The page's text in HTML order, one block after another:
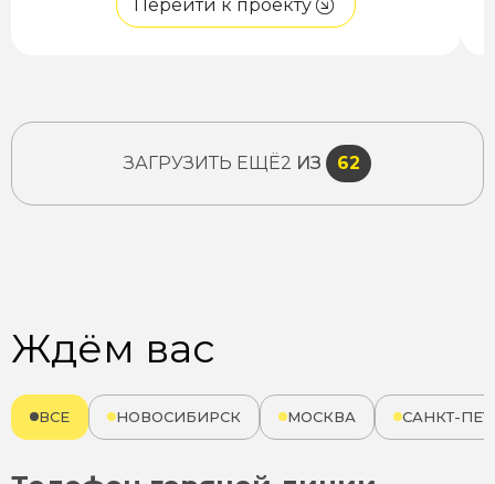
Перейти к проекту
ЗАГРУЗИТЬ ЕЩЁ2 ИЗ 62
Ждём вас
ВСЕ НОВОСИБИРСК МОСКВА САНКТ-